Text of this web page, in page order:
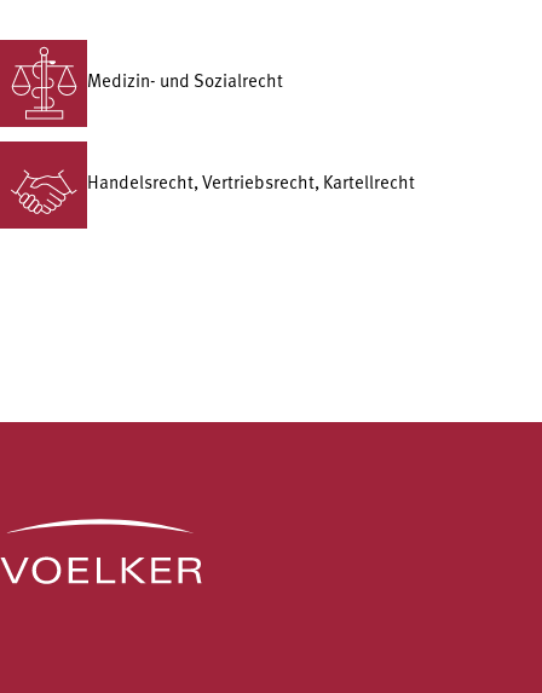
Medizin- und Sozialrecht
Handelsrecht, Vertriebsrecht, Kartellrecht